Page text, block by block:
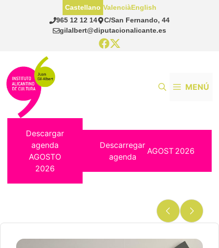
965 12 12 14
C/San Fernando, 44
gilalbert@diputacionalicante.es
Castellano ValenciàEnglish
MENÚ
Descargar
agenda
AGOSTO
2026
Descarregar
agenda
AGOST 2026